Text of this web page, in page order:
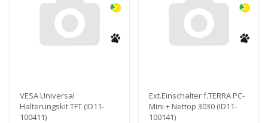
VESA Universal
Halterungskit TFT (ID11-
100411)
Ext.Einschalter f.TERRA PC-
Mini + Nettop 3030 (ID11-
100141)